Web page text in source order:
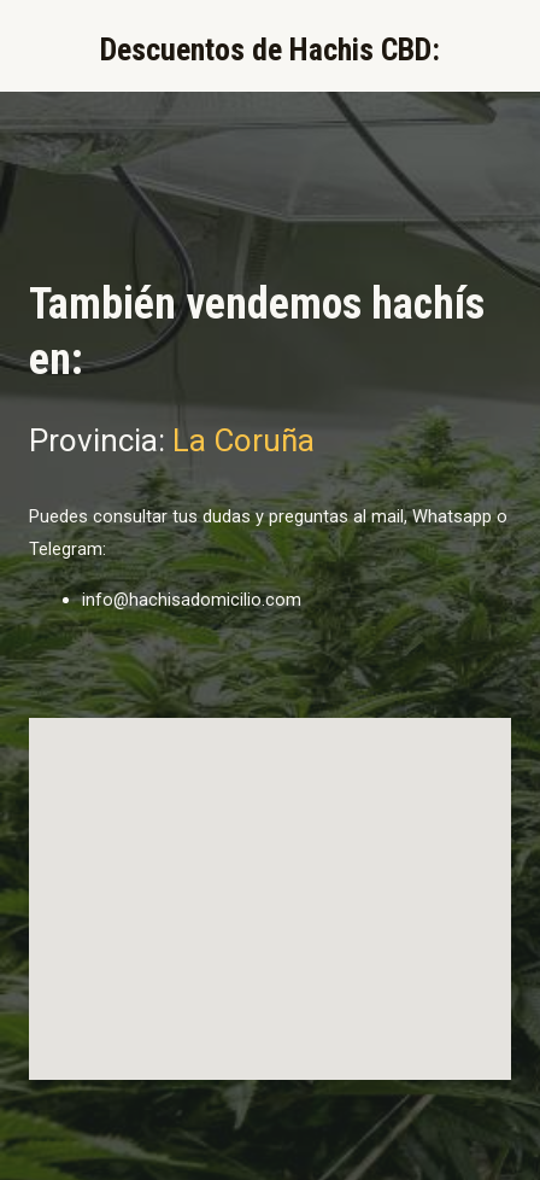
Descuentos de Hachis CBD:​
También vendemos hachís
en:
Provincia: La Coruña
Puedes consultar tus dudas y preguntas al mail, Whatsapp o
Telegram:
info@hachisadomicilio.com